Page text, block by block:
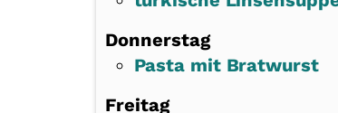
Donnerstag
Pasta mit Bratwurst
Freitag